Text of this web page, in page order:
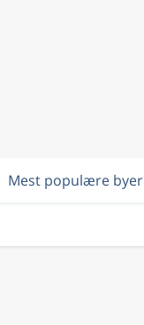
Mest populære byer